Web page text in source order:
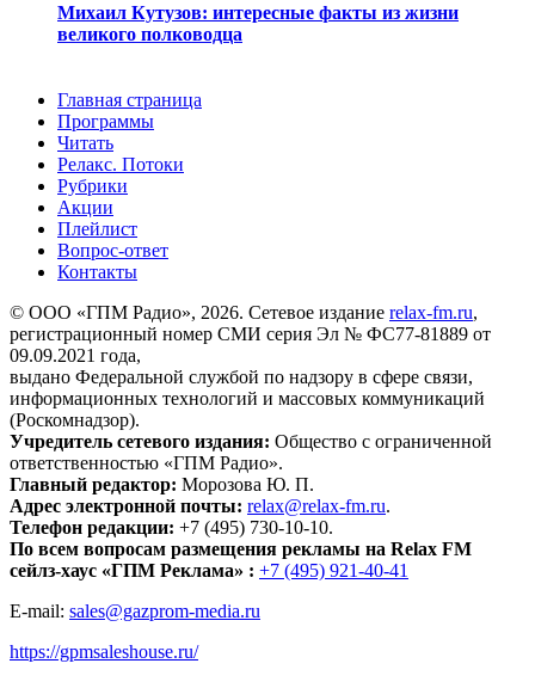
Михаил Кутузов: интересные факты из жизни
великого полководца
Главная страница
Программы
Читать
Релакс. Потоки
Рубрики
Акции
Плейлист
Вопрос-ответ
Контакты
© ООО «ГПМ Радио», 2026. Сетевое издание relax-fm.ru,
регистрационный номер СМИ серия Эл № ФС77-81889 от
09.09.2021 года,
выдано Федеральной службой по надзору в сфере связи,
информационных технологий и массовых коммуникаций
(Роскомнадзор).
Учредитель сетевого издания: Общество с ограниченной
ответственностью «ГПМ Радио».
Главный редактор: Морозова Ю. П.
Адрес электронной почты: relax@relax-fm.ru.
Телефон редакции: +7 (495) 730-10-10.
По всем вопросам размещения рекламы на Relax FM
сейлз-хаус «ГПМ Реклама» : +7 (495) 921-40-41
E-mail: sales@gazprom-media.ru
https://gpmsaleshouse.ru/